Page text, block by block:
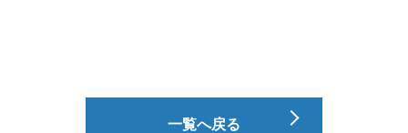
一覧へ戻る